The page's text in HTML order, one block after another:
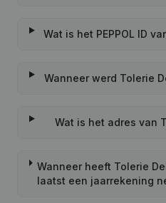
Wat is het PEPPOL ID
Wanneer werd Tolerie
Wat is het adres van
Wanneer heeft Tolerie
laatst een jaarrekening